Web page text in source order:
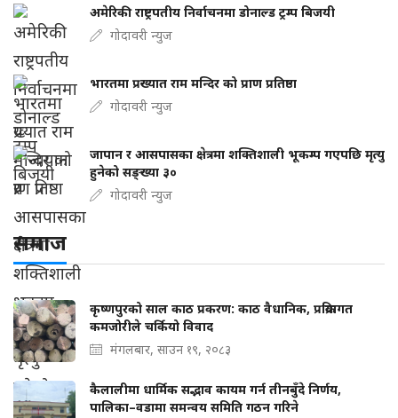
अमेरिकी राष्ट्रपतीय निर्वाचनमा डोनाल्ड ट्रम्प बिजयी
गोदावरी न्युज
भारतमा प्रख्यात राम मन्दिर को प्राण प्रतिष्ठा
गोदावरी न्युज
जापान र आसपासका क्षेत्रमा शक्तिशाली भूकम्प गएपछि मृत्यु
हुनेको सङ्ख्या ३०
गोदावरी न्युज
समाज
कृष्णपुरको साल काठ प्रकरण: काठ वैधानिक, प्रक्रियागत
कमजोरीले चर्कियो विवाद
मंगलबार, साउन १९, २०८३
कैलालीमा धार्मिक सद्भाव कायम गर्न तीनबुँदे निर्णय,
पालिका–वडामा समन्वय समिति गठन गरिने